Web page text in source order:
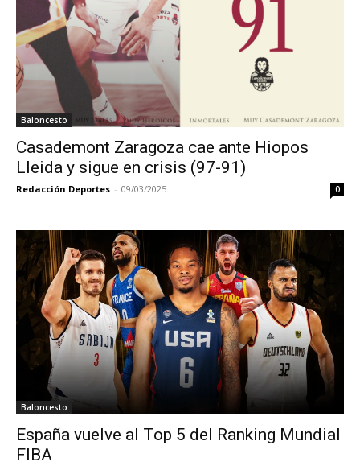
Baloncesto
Casademont Zaragoza cae ante Hiopos
Lleida y sigue en crisis (97-91)
Redacción Deportes - 09/03/2025 0
Baloncesto
España vuelve al Top 5 del Ranking Mundial
FIBA